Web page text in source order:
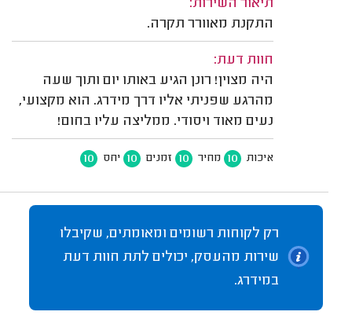
תיאור השירות:
התקנת מאוורר תקרה.
חוות דעת:
היה מצוין! רונן הגיע באותו יום ותוך שעה
מהרגע שפניתי אליו דרך מידרג. הוא מקצועי,
נעים מאוד ויסודי. ממליצה עליו בחום!
איכות 10 מחיר 10 זמנים 10 יחס 10
רק לקוחות רשומים ומאומתים, שקיבלו
שירות מהעסק, יכולים לתת חוות דעת
במידרג.